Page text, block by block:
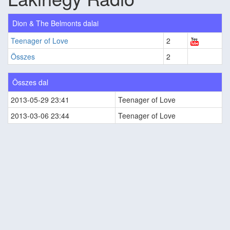
Dion & The Belmonts dalai
Teenager of Love
2
Összes
2
Összes dal
2013-05-29 23:41
Teenager of Love
2013-03-06 23:44
Teenager of Love